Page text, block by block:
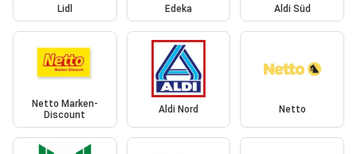
Lidl Edeka Aldi Süd
Netto Marken-
Discount
Aldi Nord Netto